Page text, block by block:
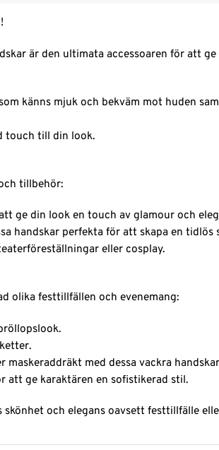
är den ultimata accessoaren för att
känns mjuk och bekväm mot huden
touch till din look.
tillbehör:
ge din look en touch av glamour och
handskar perfekta för att skapa en tidlös
eller cosplay.
olika festtillfällen och evenemang:
med dessa vackra
att ge karaktären en sofistikerad stil.
och elegans oavsett festtillfälle